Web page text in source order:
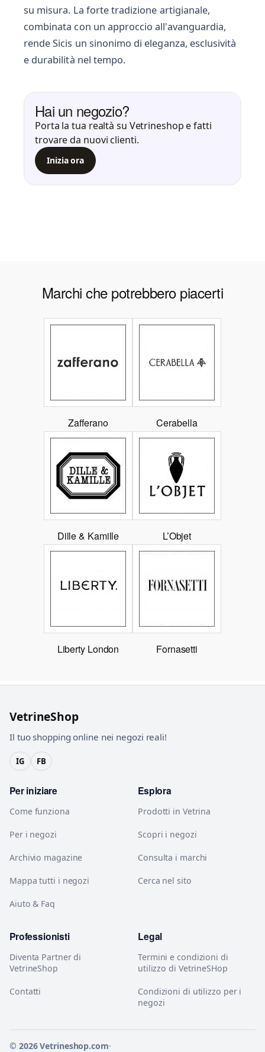
su misura. La forte tradizione artigianale,
combinata con un approccio all'avanguardia,
rende Sicis un sinonimo di eleganza, esclusività
e durabilità nel tempo.
Hai un negozio?
Porta la tua realtà su Vetrineshop e fatti
trovare da nuovi clienti.
Inizia ora
Marchi che potrebbero piacerti
Zafferano Cerabella
Dille & Kamille L’Objet
Liberty London Fornasetti
VetrineShop
Il tuo shopping online nei negozi reali!
IG FB
Per iniziare
Come funziona
Per i negozi
Archivio magazine
Mappa tutti i negozi
Aiuto & Faq
Esplora
Prodotti in Vetrina
Scopri i negozi
Consulta i marchi
Cerca nel sito
Professionisti
Diventa Partner di
VetrineShop
Contatti
Legal
Termini e condizioni di
utilizzo di VetrineSHop
Condizioni di utilizzo per i
negozi
© 2026 Vetrineshop.com·